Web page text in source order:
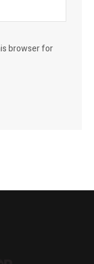
browser for